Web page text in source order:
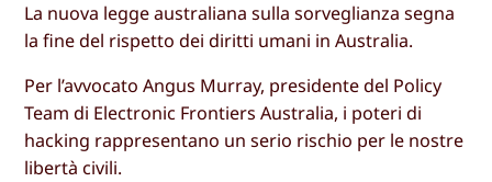
La nuova legge australiana sulla sorveglianza segna
la fine del rispetto dei diritti umani in Australia.
Per l’avvocato Angus Murray, presidente del Policy
Team di Electronic Frontiers Australia, i poteri di
hacking rappresentano un serio rischio per le nostre
libertà civili.